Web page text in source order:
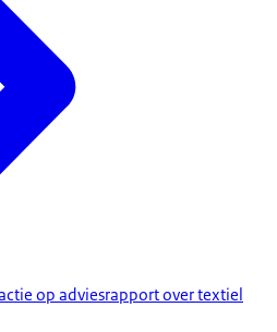
op adviesrapport over textiel